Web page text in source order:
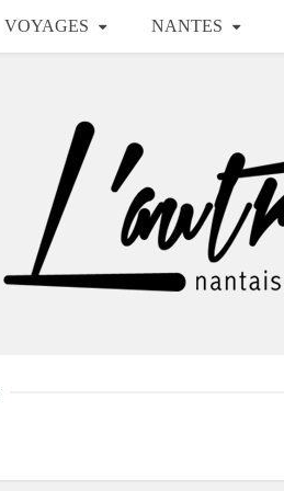
VOYAGES NANTES